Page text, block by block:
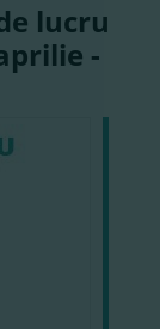
lucru
-